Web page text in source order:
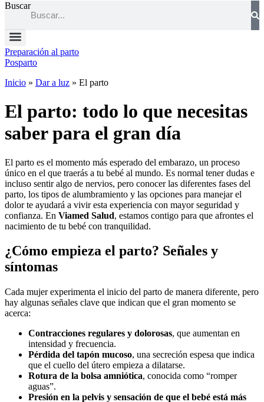
Buscar
Preparación al parto
Posparto
Inicio » Dar a luz » El parto
El parto: todo lo que necesitas
saber para el gran día
El parto es el momento más esperado del embarazo, un proceso
único en el que traerás a tu bebé al mundo. Es normal tener dudas e
incluso sentir algo de nervios, pero conocer las diferentes fases del
parto, los tipos de alumbramiento y las opciones para manejar el
dolor te ayudará a vivir esta experiencia con mayor seguridad y
confianza. En Viamed Salud, estamos contigo para que afrontes el
nacimiento de tu bebé con tranquilidad.
¿Cómo empieza el parto? Señales y
síntomas
Cada mujer experimenta el inicio del parto de manera diferente, pero
hay algunas señales clave que indican que el gran momento se
acerca:
Contracciones regulares y dolorosas, que aumentan en
intensidad y frecuencia.
Pérdida del tapón mucoso, una secreción espesa que indica
que el cuello del útero empieza a dilatarse.
Rotura de la bolsa amniótica, conocida como “romper
aguas”.
Presión en la pelvis y sensación de que el bebé está más